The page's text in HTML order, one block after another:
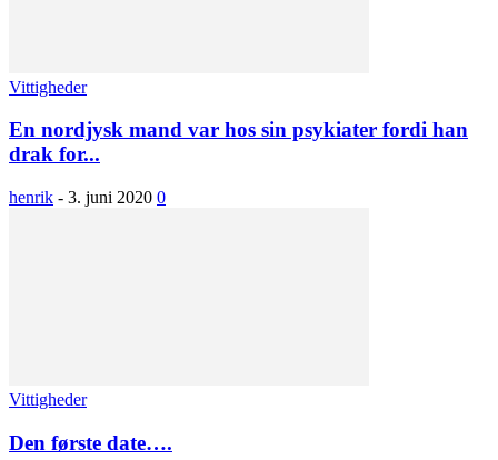
Vittigheder
En nordjysk mand var hos sin psykiater fordi han
drak for...
henrik - 3. juni 2020 0
Vittigheder
Den første date….